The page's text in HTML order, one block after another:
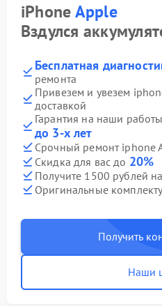
iPhoneApple
Вздулся
Бесплатная
ремонта
Привезем и увезем
доставкой
Гарантия на наши
до 3-х лет
Срочный ремонт iphone
Скидка для вас до 20%
Получите 1500 рублей
Оригинальные
Получить
Наши